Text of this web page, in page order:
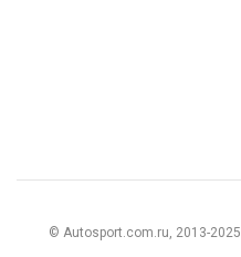
© Autosport.com.ru, 2013-2025